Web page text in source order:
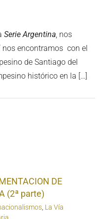
Serie Argentina, nos
encontramos con el
de Santiago del
histórico en la […]
DE
(2ª parte)
La Vía